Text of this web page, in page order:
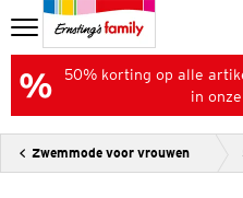
50% korting op alle
in
Zwemmode voor vrouwen